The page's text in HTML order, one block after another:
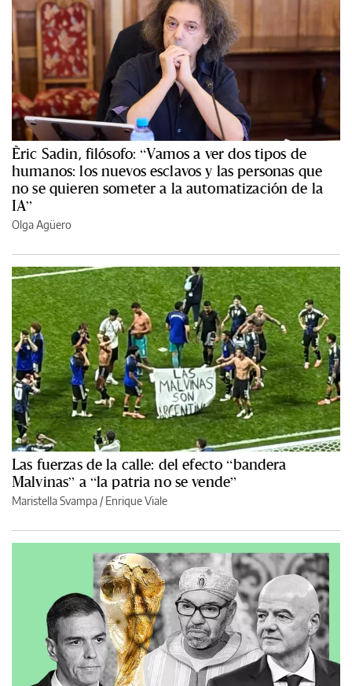
Èric Sadin, filósofo: “Vamos a ver dos tipos de
humanos: los nuevos esclavos y las personas que
no se quieren someter a la automatización de la
IA”
Olga Agüero
Las fuerzas de la calle: del efecto “bandera
Malvinas” a “la patria no se vende”
Maristella Svampa /Enrique Viale